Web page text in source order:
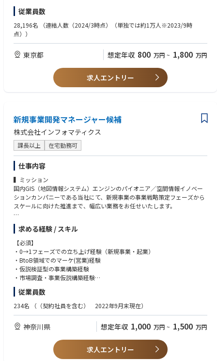
守業務を担当していただきます。
本ポジションでは、このミッションクリティカルな認証プラットフォーム
において、高い信頼性とセキュリティを担保しながら、機能拡張・改善を
継続的に推進し、全社サービスの成長を支えることが期待されます。LIN
E・ヤフーの認証やメッセージング、ログイン機能を担うサーバー開発者
なシステムを横断して設計・開発・運用をリードしていただきます。
など、幅広い業務に携わります。安定したシステム運用と継続的な改善を
推進していただきます。
●具体的には以下の業務を想定しています。
・サーバーサイドアプリケーションの設計・実装（Kotlin、Javaなど）
・フロントエンド開発（React、TypeScriptなど）
・クラウド環境でのシステム構築・運用
・CI/CDパイプラインの構築と開発プロセスの最適化
・API設計を活用したデータ管理
・システムのパフォーマンスチューニング・セキュリティ対策
・アジャイル開発手法を取り入れた開発チームとの連携
・IDとプロフィールを連携するための全社的なコア認証プラットフォーム
の拡張と改善
※変更の範囲：会社の定める全ての業務への配置転換の可能性あり
【開発環境】
・【開発環境】
・言語・フレームワーク：Kotlin、Java、Spring Framework
・Observability：Prometheus、Pyroscope、OpenSearch、Grafana
・Storage：MySQL、TiDB、Redis、Apache HBase、Apache Kafka、Ope
nSearch
・CI/CD：GitHub Actions、Argo CD
・その他ツール：GitHub Enterprise、Confluence、Jira、Slack
●バックエンド
・サーバーサイド開発経験（3年以上）
・Java、Kotlin、C、C++、Scalaなどの一つ以上のプログラミング言語に
対する深い理解
ロダクト開発経験
●フロントエンド
・React、Vue.js、TypeScript などの開発経験
・Gitを使用したバージョン管理の経験
・言語：日本語N2以上
■あると望ましい経験 / スキル
・Kubernetes、Dockerを用いたコンテナ管理の経験
・3-tierアーキテクチャの知識・経験
・セキュリティ設計や脆弱性対応の知識
・アジャイル（Scrum、Kanban）開発の経験
・認証メカニズム（OAuth、SSO）
・ユーザー向けの大規模トラフィック対応フロントエンドの経験（CDNの
活用、ロード時間の最小化）
・ローカライズの経験(異なる言語・地域設定を持つユーザーに適切な設
計)
・ビジネスレベルの英語
従業員数
28,196名
（連結人数（2024/3時点）（単独では約1万人※2023/9時
点））
東京都 想定年収 800 万円 ~ 1,800 万円
求人エントリー
新規事業開発マネージャー候補
株式会社インフォマティクス
課長以上 在宅勤務可
仕事内容
▍ミッション
国内GIS（地図情報システム）エンジンのパイオニア／空間情報イノベー
ションカンパニーである当社にて、新規事業の事業戦略策定フェーズから
スケールに向けた推進まで、幅広い業務をお任せいたします。
当社はこれまで、自社プロダクトをベースにGIS（地理情報システム）・X
R・AI等を活用した社会インフラ支援と次世代社会の創出に貢献して参り
ましたが、現在、ビジネスモデルの変革期に差し掛かっており、社長直下
にて、事業変革をリードいただけるBizDev（※マネージャーやエキスパー
ト等役職はご経験を考慮の上、決定いたします）を求めております。
CAD/GISが一般に使われ始めて40年以上が経った今、当社では、GIS及び
「AI」「クラウド」「準天頂衛星システム」「IoT」「ドローン」「5G」
「自動運転」「GX（グリーン・トランスフォーメーション）」「ジオマー
ケティング」「XR」「NFT」「ブロックチェーン」「メタバース」等、
様々な産業や先端技術が台頭し、時代が大きく変遷する中、GISは無限の
既に多数のPoCを進めており事業化したプロジェクトもございますが、GI
求める経験 / スキル
【必須】
・0→1フェーズでの立ち上げ経験（新規事業・起業）
・BtoB領域でのマーケ(営業)経験
・仮説検証型の事業構築経験
・市場調査・事業仮説構築経験
・顧客開拓と交渉経験
・事業戦略と財務知識
・強力な推進力
【歓迎】
・新規事業のスケール経験
・パートナーアライアンス推進の経験
・開発チームとの橋渡し
・株主や経営層との合意形成
従業員数
234名 （（契約社員を含む） 2022年9月末現在）
神奈川県 想定年収 1,000 万円 ~ 1,500 万円
求人エントリー